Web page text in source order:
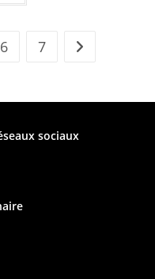
6 7
sociaux